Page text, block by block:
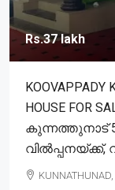
Rs.37 lakh
KOOVAPPADY
HOUSE FOR
കുന്നത്തുനാട്
വിൽപ്പനയ്ക്ക്,